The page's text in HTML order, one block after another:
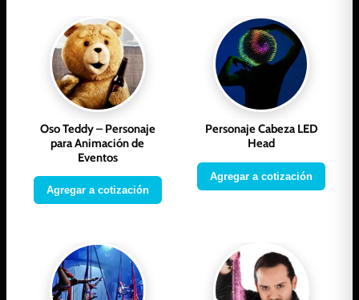
Oso Teddy – Personaje
para Animación de
Eventos
Agregar a cotización
Personaje Cabeza LED
Head
Agregar a cotización